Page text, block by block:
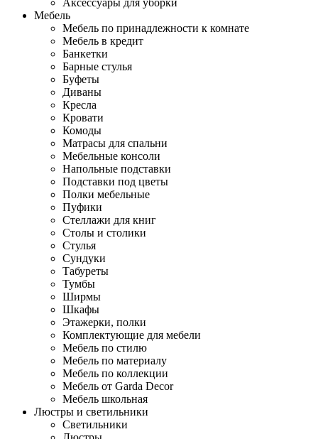
Аксессуары для уборки
Мебель
Мебель по принадлежности к комнате
Мебель в кредит
Банкетки
Барные стулья
Буфеты
Диваны
Кресла
Кровати
Комоды
Матрасы для спальни
Мебельные консоли
Напольные подставки
Подставки под цветы
Полки мебельные
Пуфики
Стеллажи для книг
Столы и столики
Стулья
Сундуки
Табуреты
Тумбы
Ширмы
Шкафы
Этажерки, полки
Комплектующие для мебели
Мебель по стилю
Мебель по материалу
Мебель по коллекции
Мебель от Garda Decor
Мебель школьная
Люстры и светильники
Светильники